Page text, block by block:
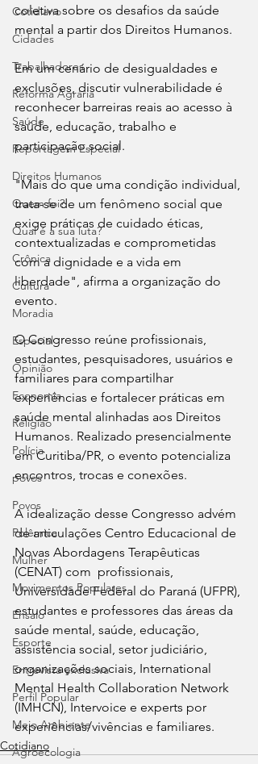
Cotidiano
Cidades
Trabalhadores
Reforma Agrária
Saúde
Reportagem Especial
Direitos Humanos
Quem foi?
Qual é a sua luta?
Crônica
Cultura
Moradia
Especial
Opinião
Economia
Religião
Polícia
povos
Povos
Polêmica
Mulher
Movimentos Populares
Ensaio
Esporte
Entrevista exclusiva
Perfil Popular
Meio Ambiente
Agroecologia
coletiva sobre os desafios da saúde
mental a partir dos Direitos Humanos.
Em um cenário de desigualdades e
exclusões, discutir vulnerabilidade é
reconhecer barreiras reais ao acesso à
saúde, educação, trabalho e
participação social.
"Mais do que uma condição individual,
trata-se de um fenômeno social que
exige práticas de cuidado éticas,
contextualizadas e comprometidas
com a dignidade e a vida em
liberdade", afirma a organização do
evento.
O Congresso reúne profissionais,
estudantes, pesquisadores, usuários e
familiares para compartilhar
experiências e fortalecer práticas em
saúde mental alinhadas aos Direitos
Humanos. Realizado presencialmente
em Curitiba/PR, o evento potencializa
encontros, trocas e conexões.
﻿﻿A idealização desse Congresso advém
de articulações Centro Educacional de
Novas Abordagens Terapêuticas
(CENAT) com  profissionais,
Universidade Federal do Paraná (UFPR),
estudantes e professores das áreas da
saúde mental, saúde, educação,
assistência social, setor judiciário,
organizações sociais, International
Mental Health Collaboration Network
(IMHCN), Intervoice e experts por
experiências/vivências e familiares.
Cotidiano